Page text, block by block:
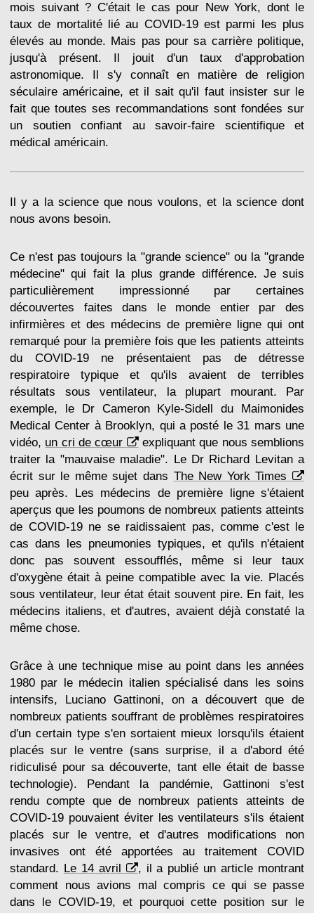
mois suivant ? C'était le cas pour New York, dont le
taux de mortalité lié au COVID-19 est parmi les plus
élevés au monde. Mais pas pour sa carrière politique,
jusqu'à présent. Il jouit d'un taux d'approbation
astronomique. Il s'y connaît en matière de religion
séculaire américaine, et il sait qu'il faut insister sur le
fait que toutes ses recommandations sont fondées sur
un soutien confiant au savoir-faire scientifique et
médical américain.
Il y a la science que nous voulons, et la science dont
nous avons besoin.
Ce n'est pas toujours la "grande science" ou la "grande
médecine" qui fait la plus grande différence. Je suis
particulièrement impressionné par certaines
découvertes faites dans le monde entier par des
infirmières et des médecins de première ligne qui ont
remarqué pour la première fois que les patients atteints
du COVID-19 ne présentaient pas de détresse
respiratoire typique et qu'ils avaient de terribles
résultats sous ventilateur, la plupart mourant. Par
exemple, le Dr Cameron Kyle-Sidell du Maimonides
Medical Center à Brooklyn, qui a posté le 31 mars une
vidéo, un cri de cœur
expliquant que nous semblions
traiter la "mauvaise maladie". Le Dr Richard Levitan a
écrit sur le même sujet dans The New York Times
peu après. Les médecins de première ligne s'étaient
aperçus que les poumons de nombreux patients atteints
de COVID-19 ne se raidissaient pas, comme c'est le
cas dans les pneumonies typiques, et qu'ils n'étaient
donc pas souvent essoufflés, même si leur taux
d'oxygène était à peine compatible avec la vie. Placés
sous ventilateur, leur état était souvent pire. En fait, les
médecins italiens, et d'autres, avaient déjà constaté la
même chose.
Grâce à une technique mise au point dans les années
1980 par le médecin italien spécialisé dans les soins
intensifs, Luciano Gattinoni, on a découvert que de
nombreux patients souffrant de problèmes respiratoires
d'un certain type s'en sortaient mieux lorsqu'ils étaient
placés sur le ventre (sans surprise, il a d'abord été
ridiculisé pour sa découverte, tant elle était de basse
technologie). Pendant la pandémie, Gattinoni s'est
rendu compte que de nombreux patients atteints de
COVID-19 pouvaient éviter les ventilateurs s'ils étaient
placés sur le ventre, et d'autres modifications non
invasives ont été apportées au traitement COVID
standard. Le 14 avril
, il a publié un article montrant
comment nous avions mal compris ce qui se passe
dans le COVID-19, et pourquoi cette position sur le